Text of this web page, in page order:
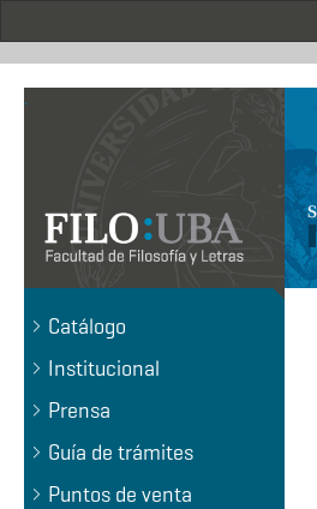
.
Catálogo
Institucional
Prensa
Guía de trámites
Puntos de venta